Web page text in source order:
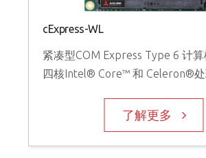
cExpress-WL
紧凑型COM Express Type 6 计
四核Intel® Core™ 和 Celeron®
了解更多